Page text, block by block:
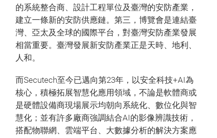
的系統整合商、設計工程單位及臺灣的安防產業，
建立一條新的安防供應鏈。第三，博覽會是連結臺
灣、亞太及全球的國際平台，對臺灣安防產業發展
相當重要。臺灣發展新安防產業正是天時、地利、
人和。
而Secutech至今已邁向第23年，以安全科技+AI為
核心，積極拓展智慧化應用領域，不論是軟體商或
是硬體設備商現場展示均朝向系統化、數位化與智
慧化；並有許多廠商強調結合AI的影像辨識技術，
搭配物聯網、雲端平台、大數據分析的解決方案應